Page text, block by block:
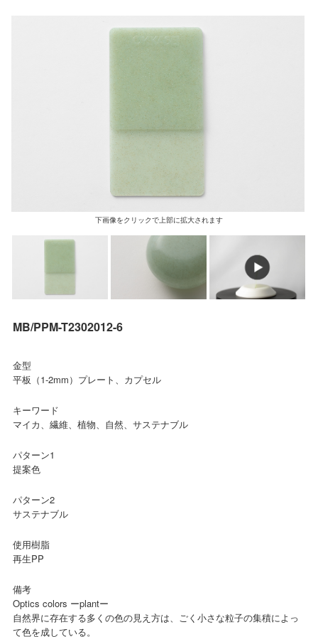
下画像をクリックで上部に拡大されます
MB/PPM-T2302012-6
金型
平板（1-2mm）プレート、カプセル
キーワード
マイカ、繊維、植物、自然、サステナブル
パターン1
提案色
パターン2
サステナブル
使用樹脂
再生PP
備考
Optics colors ーplantー
自然界に存在する多くの色の見え方は、ごく小さな粒子の集積によっ
て色を成している。